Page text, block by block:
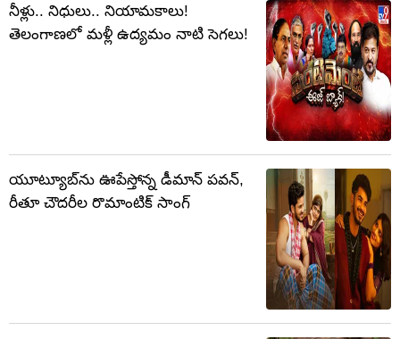
నీళ్లు.. నిధులు.. నియామకాలు!
తెలంగాణలో మళ్లీ ఉద్యమం నాటి సెగలు!
యూట్యూబ్‌ను ఊపేస్తోన్న డీమాన్ పవన్,
రీతూ చౌదరీల రొమాంటిక్ సాంగ్